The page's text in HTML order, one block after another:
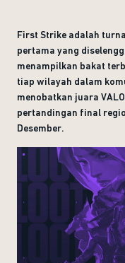
First Strike adalah
pertama yang
menampilkan bakat
tiap wilayah dalam
menobatkan juara
pertandingan final
Desember.